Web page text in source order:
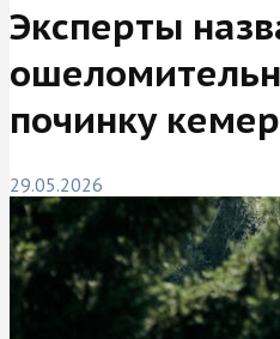
Эксперты
починку
29.05.2026